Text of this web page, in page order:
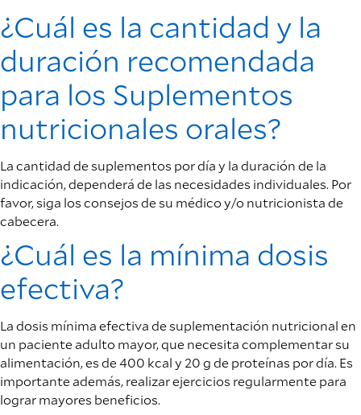
¿Cuál es la cantidad y la
duración recomendada
para los Suplementos
nutricionales orales?
La cantidad de suplementos por día y la duración de la
indicación, dependerá de las necesidades individuales. Por
favor, siga los consejos de su médico y/o nutricionista de
cabecera.
¿Cuál es la mínima dosis
efectiva?
La dosis mínima efectiva de suplementación nutricional en
un paciente adulto mayor, que necesita complementar su
alimentación, es de 400 kcal y 20 g de proteínas por día. Es
importante además, realizar ejercicios regularmente para
lograr mayores beneficios.